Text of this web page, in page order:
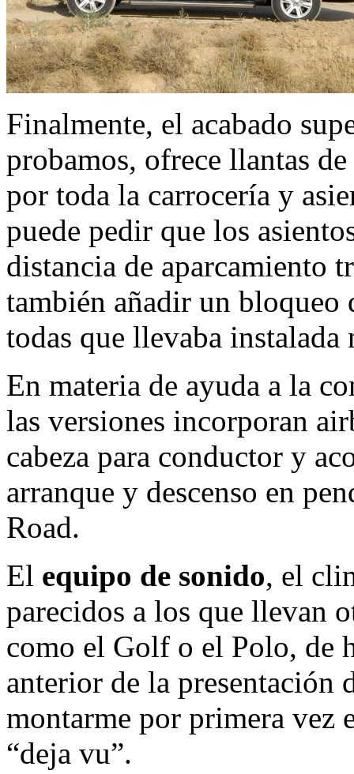
Finalmente, el acabado
probamos, ofrece llantas
por toda la carrocería y
puede pedir que los
distancia de aparcamiento
también añadir un bloqueo
todas que llevaba instalada
En materia de ayuda a la
las versiones incorporan
cabeza para conductor y
arranque y descenso en
Road.
El equipo de sonido, el
parecidos a los que llevan
como el Golf o el Polo, de
anterior de la presentación
montarme por primera vez
“deja vu”.